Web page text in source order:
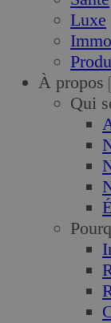
Luxe
À propos
Qui